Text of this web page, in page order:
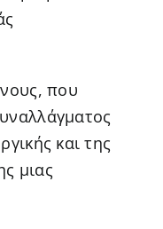
που
και της
μιας